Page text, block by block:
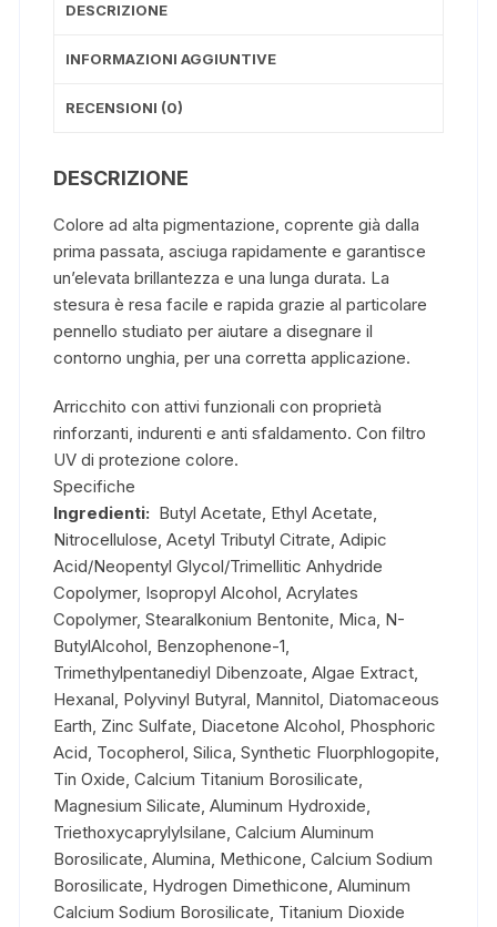
DESCRIZIONE
INFORMAZIONI AGGIUNTIVE
RECENSIONI (0)
DESCRIZIONE
Colore ad alta pigmentazione, coprente già dalla
prima passata, asciuga rapidamente e garantisce
un’elevata brillantezza e una lunga durata. La
stesura è resa facile e rapida grazie al particolare
pennello studiato per aiutare a disegnare il
contorno unghia, per una corretta applicazione.
Arricchito con attivi funzionali con proprietà
rinforzanti, indurenti e anti sfaldamento. Con filtro
UV di protezione colore.
Specifiche
Ingredienti: Butyl Acetate, Ethyl Acetate,
Nitrocellulose, Acetyl Tributyl Citrate, Adipic
Acid/Neopentyl Glycol/Trimellitic Anhydride
Copolymer, Isopropyl Alcohol, Acrylates
Copolymer, Stearalkonium Bentonite, Mica, N-
ButylAlcohol, Benzophenone-1,
Trimethylpentanediyl Dibenzoate, Algae Extract,
Hexanal, Polyvinyl Butyral, Mannitol, Diatomaceous
Earth, Zinc Sulfate, Diacetone Alcohol, Phosphoric
Acid, Tocopherol, Silica, Synthetic Fluorphlogopite,
Tin Oxide, Calcium Titanium Borosilicate,
Magnesium Silicate, Aluminum Hydroxide,
Triethoxycaprylylsilane, Calcium Aluminum
Borosilicate, Alumina, Methicone, Calcium Sodium
Borosilicate, Hydrogen Dimethicone, Aluminum
Calcium Sodium Borosilicate, Titanium Dioxide